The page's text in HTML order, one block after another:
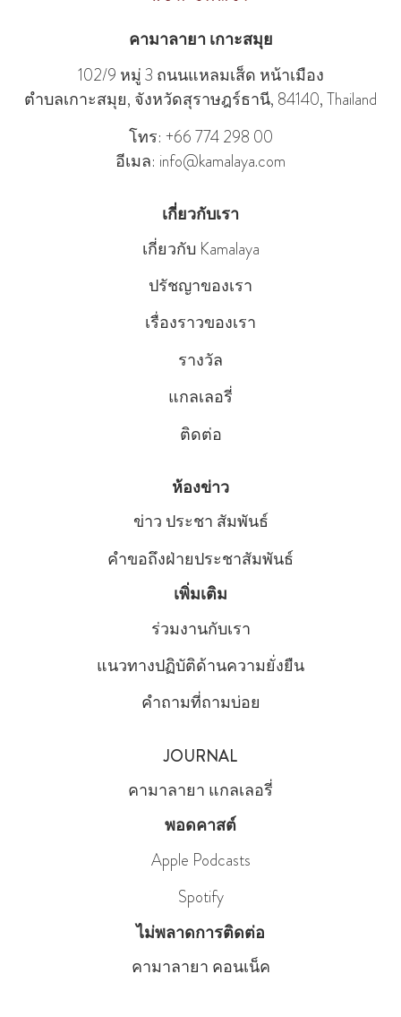
คามาลายา เกาะสมุย
102/9 หมู่ 3 ถนนแหลมเส็ด หน้าเมือง
ตําบลเกาะสมุย, จังหวัดสุราษฎร์ธานี, 84140, Thailand
โทร: +66 774 298 00
อีเมล: info@kamalaya.com
เกี่ยวกับเรา
เกี่ยวกับ Kamalaya
ปรัชญาของเรา
เรื่องราวของเรา
รางวัล
แกลเลอรี่
ติดต่อ
ห้องข่าว
ข่าว ประชา สัมพันธ์
คําขอถึงฝ่ายประชาสัมพันธ์
เพิ่มเติม
ร่วมงานกับเรา
แนวทางปฏิบัติด้านความยั่งยืน
คำถามที่ถามบ่อย
JOURNAL
คามาลายา แกลเลอรี่
พอดคาสต์
Apple Podcasts
Spotify
ไม่พลาดการติดต่อ
คามาลายา คอนเน็ค